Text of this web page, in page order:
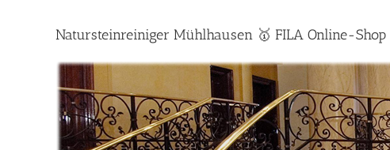
Natursteinreiniger Mühlhausen 🥇 FILA Online-